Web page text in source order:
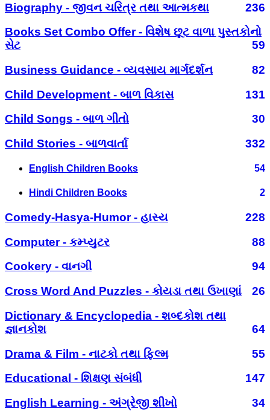
Biography - જીવન ચરિત્ર તથા આત્મકથા
236
Books Set Combo Offer - વિશેષ છૂટ વાળા પુસ્તકોનો
સેટ
59
Business Guidance - વ્યવસાય માર્ગદર્શન
82
Child Development - બાળ વિકાસ
131
Child Songs - બાળ ગીતો
30
Child Stories - બાળવાર્તા
332
English Children Books 54
Hindi Children Books 2
Comedy-Hasya-Humor - હાસ્ય
228
Computer - કમ્પ્યુટર
88
Cookery - વાનગી
94
Cross Word And Puzzles - કોયડા તથા ઉખાણાં
26
Dictionary & Encyclopedia - શબ્દકોશ તથા
જ્ઞાનકોશ
64
Drama & Film - નાટકો તથા ફિલ્મ
55
Educational - શિક્ષણ સંબંધી
147
English Learning - અંગ્રેજી શીખો
34